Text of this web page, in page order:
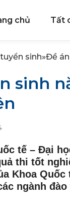
chủ Tất
sinh»Đề
sinh
tế – Đại
thi tốt
Khoa
ngành đào